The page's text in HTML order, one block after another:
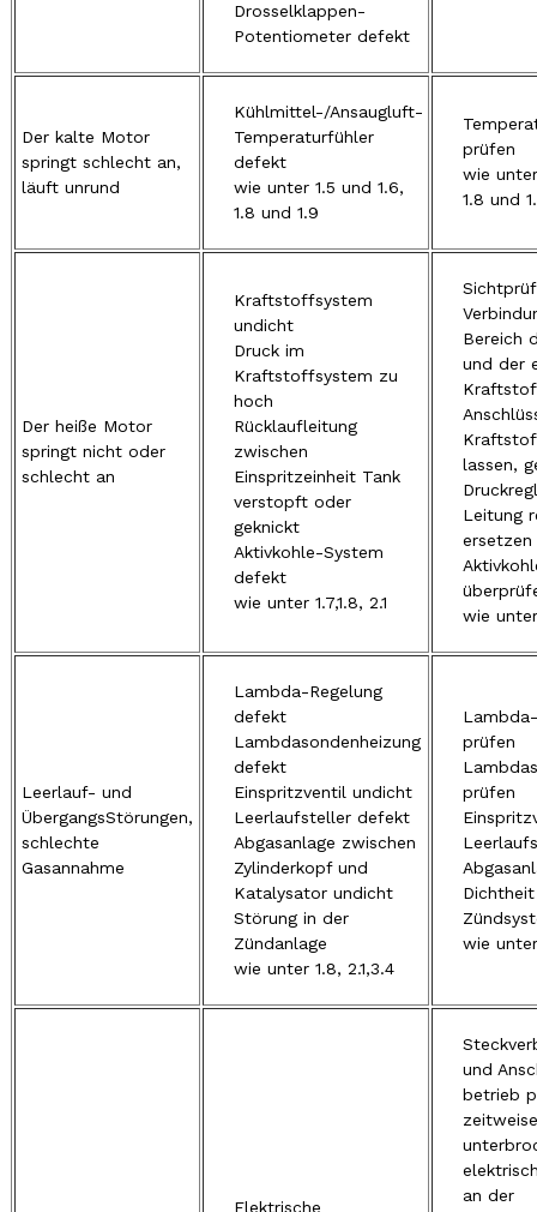
Drosselklappen-
Potentiometer defekt
Der kalte Motor
springt schlecht an,
läuft unrund
Kühlmittel-/Ansaugluft-
Temperaturfühler
defekt
wie unter 1.5 und 1.6,
1.8 und 1.9
prüfen
wie
1.8 und
Der heiße Motor
springt nicht oder
schlecht an
Kraftstoffsystem
undicht
Druck im
Kraftstoffsystem zu
hoch
Rücklaufleitung
zwischen
Einspritzeinheit Tank
verstopft oder
geknickt
Aktivkohle-System
defekt
wie unter 1.7,1.8, 2.1
Bereich
und der
lassen,
Leitung
ersetzen
wie unter
Leerlauf- und
ÜbergangsStörungen,
schlechte
Gasannahme
Lambda-Regelung
defekt
Lambdasondenheizung
defekt
Einspritzventil undicht
Leerlaufsteller defekt
Abgasanlage zwischen
Zylinderkopf und
Katalysator undicht
Störung in der
Zündanlage
wie unter 1.8, 2.1,3.4
prüfen
prüfen
wie unter
Elektrische
und
betrieb
zeitweise
an der